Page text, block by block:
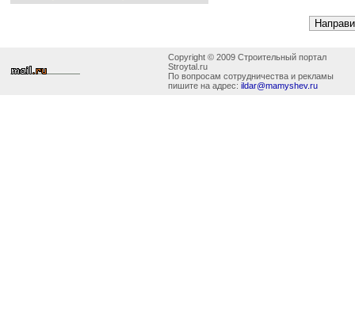
Copyright © 2009 Строительный портал
Stroytal.ru
По вопросам сотрудничества и рекламы
пишите на адрес: ildar@mamyshev.ru